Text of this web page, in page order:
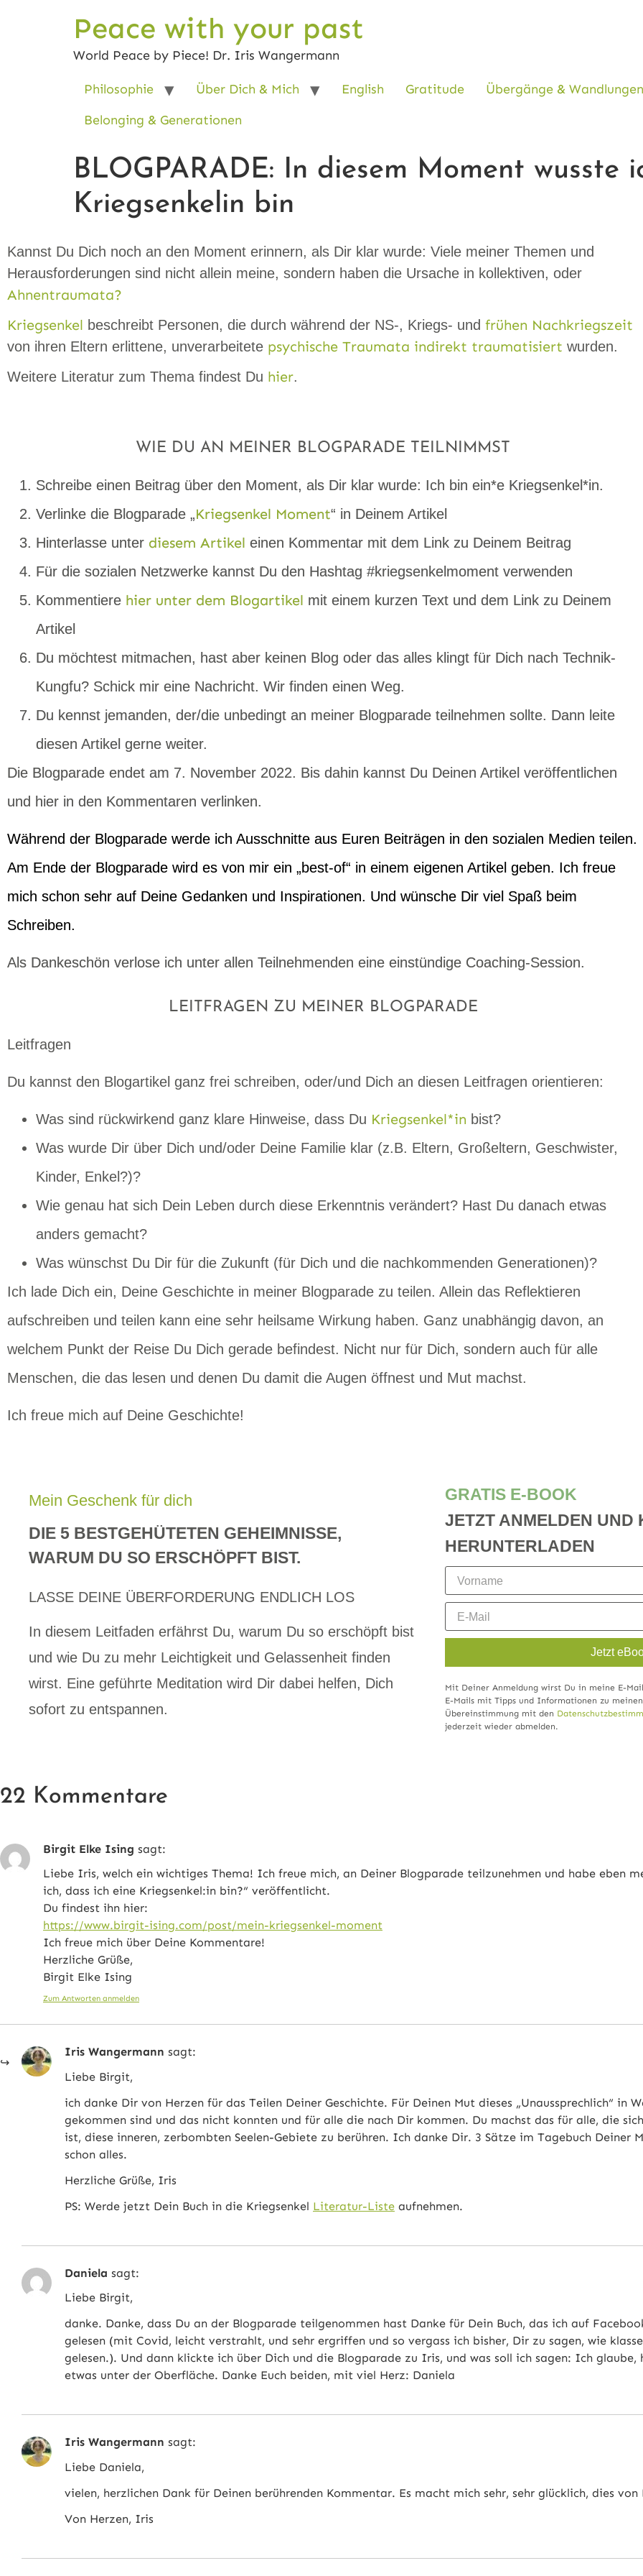
Peace with your past
World Peace by Piece! Dr. Iris Wangermann
Philosophie Über Dich & Mich English Gratitude Übergänge & Wandlungen
Belonging & Generationen
BLOGPARADE: In diesem Moment wusste
Kriegsenkelin bin
Kannst Du Dich noch an den Moment erinnern, als Dir klar wurde: Viele meiner Themen und
Herausforderungen sind nicht allein meine, sondern haben die Ursache in kollektiven, oder
Ahnentraumata?
Kriegsenkel beschreibt Personen, die durch während der NS-, Kriegs- und frühen Nachkriegszeit
von ihren Eltern erlittene, unverarbeitete psychische Traumata indirekt traumatisiert wurden.
Weitere Literatur zum Thema findest Du hier.
WIE DU AN MEINER BLOGPARADE TEILNIMMST
Schreibe einen Beitrag über den Moment, als Dir klar wurde: Ich bin ein*e Kriegsenkel*in.
Verlinke die Blogparade „Kriegsenkel Moment“ in Deinem Artikel
Hinterlasse unter diesem Artikel einen Kommentar mit dem Link zu Deinem Beitrag
Für die sozialen Netzwerke kannst Du den Hashtag #kriegsenkelmoment verwenden
Kommentiere hier unter dem Blogartikel mit einem kurzen Text und dem Link zu Deinem
Artikel
Du möchtest mitmachen, hast aber keinen Blog oder das alles klingt für Dich nach Technik-
Kungfu? Schick mir eine Nachricht. Wir finden einen Weg.
Du kennst jemanden, der/die unbedingt an meiner Blogparade teilnehmen sollte. Dann leite
diesen Artikel gerne weiter.
Die Blogparade endet am 7. November 2022. Bis dahin kannst Du Deinen Artikel veröffentlichen
und hier in den Kommentaren verlinken.
Während der Blogparade werde ich Ausschnitte aus Euren Beiträgen in den sozialen Medien teilen.
Am Ende der Blogparade wird es von mir ein „best-of“ in einem eigenen Artikel geben. Ich freue
mich schon sehr auf Deine Gedanken und Inspirationen. Und wünsche Dir viel Spaß beim
Schreiben.
Als Dankeschön verlose ich unter allen Teilnehmenden eine einstündige Coaching-Session.
LEITFRAGEN ZU MEINER BLOGPARADE
Leitfragen
Du kannst den Blogartikel ganz frei schreiben, oder/und Dich an diesen Leitfragen orientieren:
Was sind rückwirkend ganz klare Hinweise, dass Du Kriegsenkel*in bist?
Was wurde Dir über Dich und/oder Deine Familie klar (z.B. Eltern, Großeltern, Geschwister,
Kinder, Enkel?)?
Wie genau hat sich Dein Leben durch diese Erkenntnis verändert? Hast Du danach etwas
anders gemacht?
Was wünschst Du Dir für die Zukunft (für Dich und die nachkommenden Generationen)?
Ich lade Dich ein, Deine Geschichte in meiner Blogparade zu teilen. Allein das Reflektieren
aufschreiben und teilen kann eine sehr heilsame Wirkung haben. Ganz unabhängig davon, an
welchem Punkt der Reise Du Dich gerade befindest. Nicht nur für Dich, sondern auch für alle
Menschen, die das lesen und denen Du damit die Augen öffnest und Mut machst.
Ich freue mich auf Deine Geschichte!
Mein Geschenk für dich
DIE 5 BESTGEHÜTETEN GEHEIMNISSE,
WARUM DU SO ERSCHÖPFT BIST.
LASSE DEINE ÜBERFORDERUNG ENDLICH LOS
In diesem Leitfaden erfährst Du, warum Du so erschöpft bist
und wie Du zu mehr Leichtigkeit und Gelassenheit finden
wirst. Eine geführte Meditation wird Dir dabei helfen, Dich
sofort zu entspannen.
GRATIS E-BOOK
JETZT ANMELDEN UND
HERUNTERLADEN
Jetzt
Mit Deiner Anmeldung wirst Du in meine E-
E-Mails mit Tipps und Informationen zu
Übereinstimmung mit den
jederzeit wieder abmelden.
22 Kommentare
Birgit Elke Ising sagt:
Liebe Iris, welch ein wichtiges Thema! Ich freue mich, an Deiner Blogparade teilzunehmen und habe eben
ich, dass ich eine Kriegsenkel:in bin?“ veröffentlicht.
Du findest ihn hier:
https://www.birgit-ising.com/post/mein-kriegsenkel-moment
Ich freue mich über Deine Kommentare!
Herzliche Grüße,
Birgit Elke Ising
Zum Antworten anmelden
Iris Wangermann sagt:
Liebe Birgit,
ich danke Dir von Herzen für das Teilen Deiner Geschichte. Für Deinen Mut dieses „Unaussprechlich“ in
gekommen sind und das nicht konnten und für alle die nach Dir kommen. Du machst das für alle, die
ist, diese inneren, zerbombten Seelen-Gebiete zu berühren. Ich danke Dir. 3 Sätze im Tagebuch Deiner
schon alles.
Herzliche Grüße, Iris
PS: Werde jetzt Dein Buch in die Kriegsenkel Literatur-Liste aufnehmen.
Daniela sagt:
Liebe Birgit,
danke. Danke, dass Du an der Blogparade teilgenommen hast Danke für Dein Buch, das ich auf
gelesen (mit Covid, leicht verstrahlt, und sehr ergriffen und so vergass ich bisher, Dir zu sagen, wie
gelesen.). Und dann klickte ich über Dich und die Blogparade zu Iris, und was soll ich sagen: Ich
etwas unter der Oberfläche. Danke Euch beiden, mit viel Herz: Daniela
Iris Wangermann sagt:
Liebe Daniela,
vielen, herzlichen Dank für Deinen berührenden Kommentar. Es macht mich sehr, sehr glücklich, dies
Von Herzen, Iris